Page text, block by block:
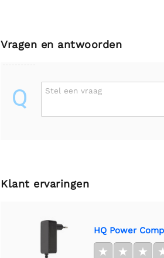
Vragen en antwoorden
Q Stel een vraag
Klant ervaringen
HQ Power
★ ★ ★